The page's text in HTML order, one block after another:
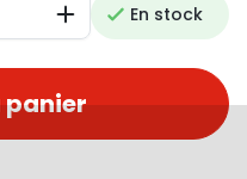
AugmenterEn stock
panier